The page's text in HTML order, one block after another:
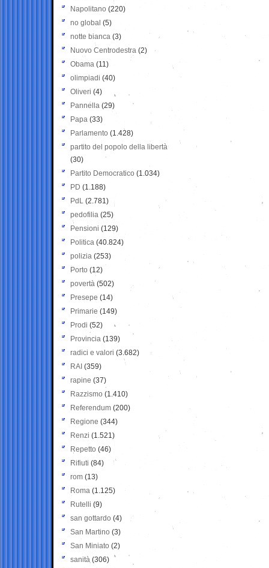
Napolitano (220)
no global (5)
notte bianca (3)
Nuovo Centrodestra (2)
Obama (11)
olimpiadi (40)
Oliveri (4)
Pannella (29)
Papa (33)
Parlamento (1.428)
partito del popolo della libertà
(30)
Partito Democratico (1.034)
PD (1.188)
PdL (2.781)
pedofilia (25)
Pensioni (129)
Politica (40.824)
polizia (253)
Porto (12)
povertà (502)
Presepe (14)
Primarie (149)
Prodi (52)
Provincia (139)
radici e valori (3.682)
RAI (359)
rapine (37)
Razzismo (1.410)
Referendum (200)
Regione (344)
Renzi (1.521)
Repetto (46)
Rifiuti (84)
rom (13)
Roma (1.125)
Rutelli (9)
san gottardo (4)
San Martino (3)
San Miniato (2)
sanità (306)